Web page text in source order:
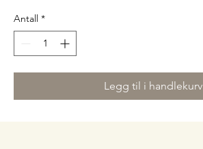
Antall *
Legg til i handlekurv